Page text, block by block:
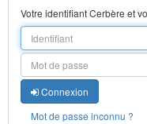
Votre identifiant Cerbère et
Connexion
Mot de passe inconnu ?